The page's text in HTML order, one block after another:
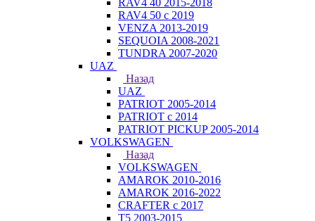
RAV4 40 2015-2018
RAV4 50 с 2019
VENZA 2013-2019
SEQUOIA 2008-2021
TUNDRA 2007-2020
UAZ
Назад
UAZ
PATRIOT 2005-2014
PATRIOT с 2014
PATRIOT PICKUP 2005-2014
VOLKSWAGEN
Назад
VOLKSWAGEN
AMAROK 2010-2016
AMAROK 2016-2022
CRAFTER с 2017
T5 2003-2015